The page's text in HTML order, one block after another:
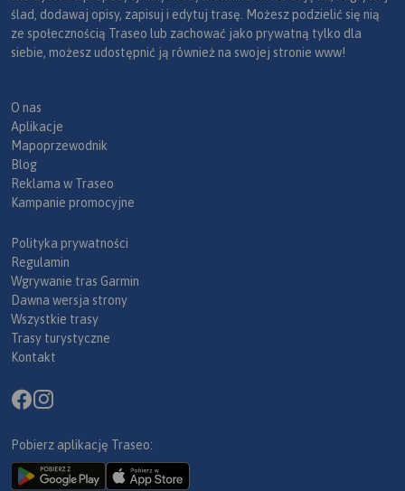
ślad, dodawaj opisy, zapisuj i edytuj trasę. Możesz podzielić się nią
ze społecznością Traseo lub zachować jako prywatną tylko dla
siebie, możesz udostępnić ją również na swojej stronie www!
O nas
Aplikacje
Mapoprzewodnik
Blog
Reklama w Traseo
Kampanie promocyjne
Polityka prywatności
Regulamin
Wgrywanie tras Garmin
Dawna wersja strony
Wszystkie trasy
Trasy turystyczne
Kontakt
Pobierz aplikację Traseo: